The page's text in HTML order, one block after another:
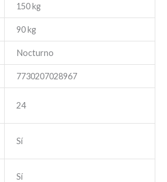
150 kg
90 kg
Nocturno
7730207028967
24
Sí
Sí